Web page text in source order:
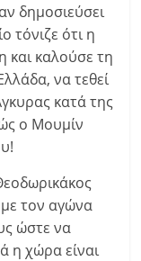
δημοσιεύσει
τόνιζε ότι η
και καλούσε τη
να τεθεί
κατά της
ο Μουμίν
τον αγώνα
ώστε να
η χώρα είναι